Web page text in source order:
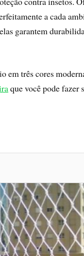
a cada
garantem
em três cores
que você pode fazer